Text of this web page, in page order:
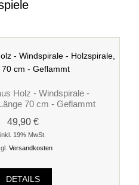
Holz - Windspirale -
70 cm - Geflammt
49,90 €
inkl. 19% MwSt.
Versandkosten
DETAILS